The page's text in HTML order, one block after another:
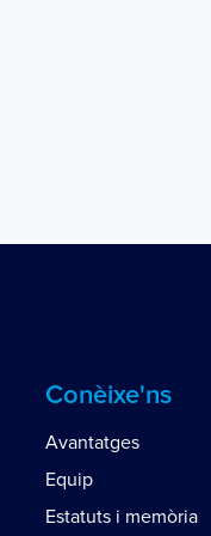
Conèixe'ns
Avantatges
Equip
Estatuts i memòria